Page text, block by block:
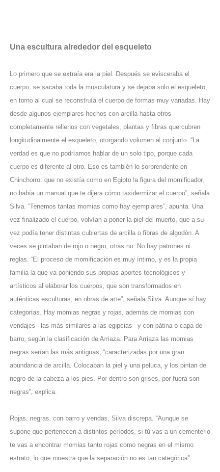
Una escultura alrededor del esqueleto
Lo primero que se extraía era la piel. Después se evisceraba el
cuerpo, se sacaba toda la musculatura y se dejaba solo el esqueleto,
en torno al cual se reconstruía el cuerpo de formas muy variadas. Hay
desde algunos ejemplares hechos con arcilla hasta otros
completamente rellenos con vegetales, plantas y fibras que cubren
longitudinalmente el esqueleto, otorgando volumen al conjunto. “La
verdad es que no podríamos hablar de un solo tipo, porque cada
cuerpo es diferente al otro. Eso es también lo sorprendente en
Chinchorro: que no existía como en Egipto la figura del momificador,
no había un manual que te dijera cómo taxidermizar el cuerpo”, señala
Silva. “Tenemos tantas momias como hay ejemplares”, apunta. Una
vez finalizado el cuerpo, volvían a poner la piel del muerto, que a su
vez podía tener distintas cubiertas de arcilla o fibras de algodón. A
veces se pintaban de rojo o negro, otras no. No hay patrones ni
reglas. “El proceso de momificación es muy íntimo, y es la propia
familia la que va poniendo sus propias aportes tecnológicos y
artísticos al elaborar los cuerpos, que son transformados en
auténticas esculturas, en obras de arte”, señala Silva. Aunque sí hay
categorías. Hay momias negras y rojas, además de momias con
vendajes –las más similares a las egipcias– y con pátina o capa de
barro, según la clasificación de Arriaza. Para Arriaza las momias
negras serían las más antiguas, “caracterizadas por una gran
abundancia de arcilla. Colocaban la piel y una peluca, y los pintan de
negro de la cabeza a los pies. Por dentro son grises, por fuera son
negras”, explica.
Rojas, negras, con barro y vendas, Silva discrepa. “Aunque se
supone que pertenecen a distintos períodos, si tú vas a un cementerio
te vas a encontrar momias tanto rojas como negras en el mismo
estrato, lo que muestra que la separación no es tan categórica”.